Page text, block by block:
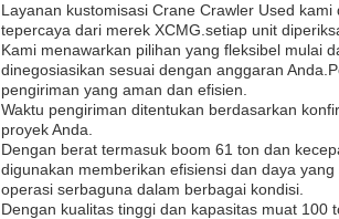
Layanan kustomisasi Crane Crawler Used
tepercaya dari merek XCMG.setiap unit
Kami menawarkan pilihan yang fleksibel mulai
dinegosiasikan sesuai dengan anggaran
pengiriman yang aman dan efisien.
Waktu pengiriman ditentukan berdasarkan
proyek Anda.
Dengan berat termasuk boom 61 ton dan
digunakan memberikan efisiensi dan daya
operasi serbaguna dalam berbagai kondisi.
Dengan kualitas tinggi dan kapasitas muat 100